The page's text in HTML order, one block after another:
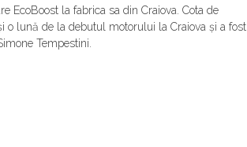
EcoBoost la fabrica sa din Craiova. Cota de
o lună de la debutul motorului la Craiova și a fost
Tempestini.